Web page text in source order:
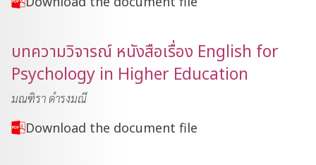
บทความวิจารณ์ หนังสือเรื่อง English for
Psychology in Higher Education
มณฑิรา ดำรงมณี
Download the document file